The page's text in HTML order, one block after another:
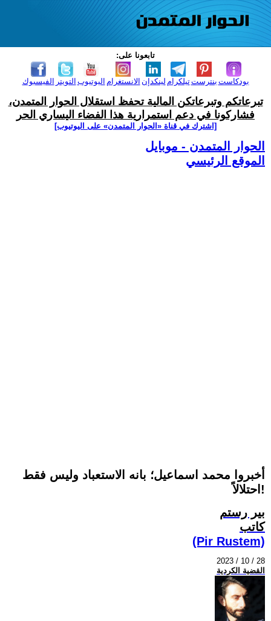
تابعونا على:
الفيسبوك التويتر اليوتيوب الانستغرام لينكدإن تيلكرامبنترست بودكاست
تبرعاتكم وتبرعاتكن المالية تحفظ استقلال الحوار المتمدن،
فشاركونا في دعم استمرارية هذا الفضاء اليساري الحر
[اشترك في قناة ‫«الحوار المتمدن» على اليوتيوب]
الحوار المتمدن - موبايل
الموقع الرئيسي
أخبروا محمد اسماعيل؛ بانه الاستعباد وليس فقط
احتلالاً!
بير رستم
كاتب
(Pir Rustem)
2023 / 10 / 28
القضية الكردية